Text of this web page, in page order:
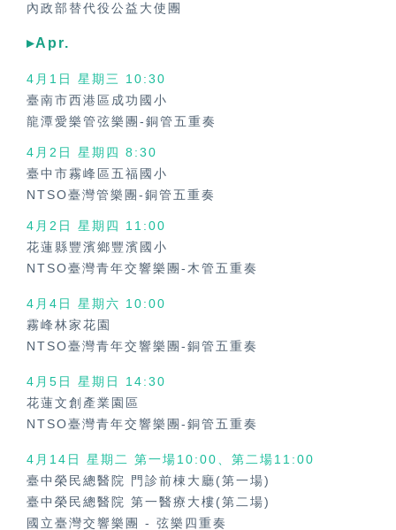
內政部替代役公益大使團
▸Apr.
4月1日 星期三 10:30
臺南市西港區成功國小
龍潭愛樂管弦樂團-銅管五重奏
4月2日 星期四 8:30
臺中市霧峰區五福國小
NTSO臺灣管樂團-銅管五重奏
4月2日 星期四
11:00
花蓮縣豐濱鄉豐濱國小
NTSO臺灣青年交響樂團-木管五重奏
4月4日 星期六 10:00
霧峰林家花園
NTSO臺灣青年交響樂團-銅管五重奏
4月5日 星期日
14:30
花蓮文創產業園區
NTSO臺灣青年交響樂團-銅管五重奏
4月14日 星期二 第一場10:00、第二場11:00
臺中榮民總醫院 門診前棟大廳(第一場)
臺中榮民總醫院 第一醫療大樓(第二場)
國立臺灣交響樂團 - 弦樂四重奏